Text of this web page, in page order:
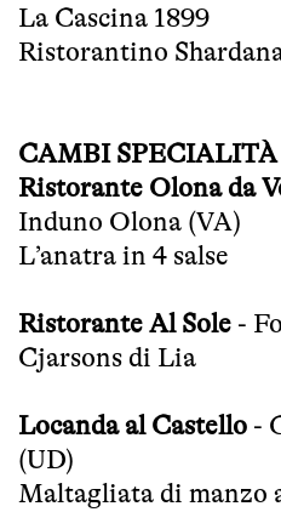
La Cascina 1899
Ristorantino
CAMBI SPECIALITÀ
Ristorante Olona da
Induno Olona (VA)
L’anatra in 4 salse
Ristorante Al Sole -
Cjarsons di Lia
Locanda al Castello -
(UD)
Maltagliata di manzo